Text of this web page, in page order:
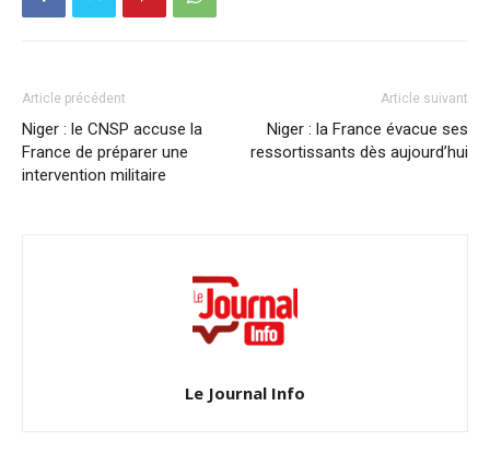
Article précédent
Niger : le CNSP accuse la
France de préparer une
intervention militaire
Article suivant
Niger : la France évacue ses
ressortissants dès aujourd’hui
Le Journal Info